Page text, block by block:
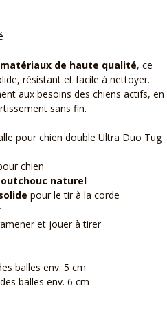
matériaux de haute qualité, ce
résistant et facile à nettoyer.
aux besoins des chiens actifs, en
sans fin.
pour chien double Ultra Duo Tug
chien
naturel
pour le tir à la corde
et jouer à tirer
balles env. 5 cm
balles env. 6 cm